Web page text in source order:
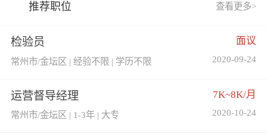
推荐职位 查看更多>
检验员 面议
常州市/金坛区 | 经验不限 | 学历不限 2020-09-24
运营督导经理 7K~8K/月
常州市/金坛区 | 1-3年 | 大专 2020-10-24